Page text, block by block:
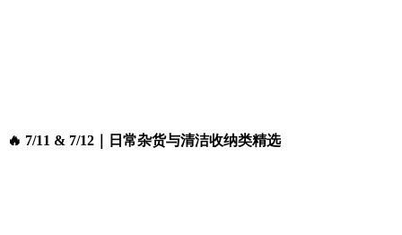
🔥 7/11 & 7/12｜日常杂货与清洁收纳类精选